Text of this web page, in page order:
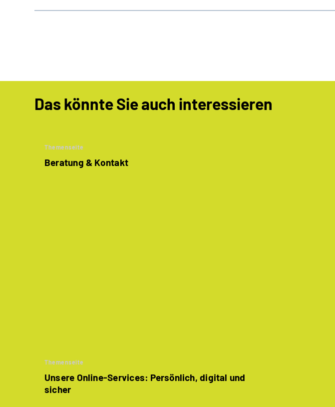
Das könnte Sie auch interessieren
Themenseite
Beratung & Kontakt
Themenseite
Unsere Online-Services: Persönlich, digital und
sicher